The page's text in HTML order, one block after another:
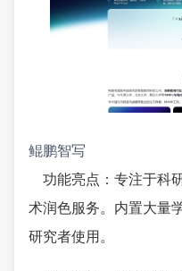
鲲鹏智写
功能亮点：专注于科
术润色服务。内置大量
研究者使用。